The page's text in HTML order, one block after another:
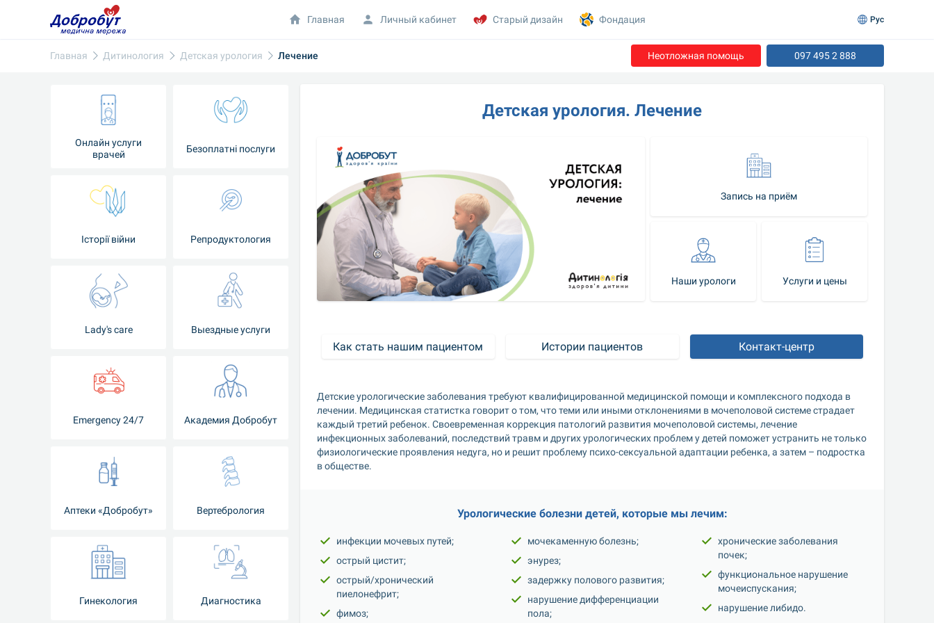
Главная Дитинология Детская урология Лечение Неотложная помощь 097 495 2 888
Онлайн услуги
врачей
Безоплатні послуги
Iсторії війни Репродуктология
Lady's care Выездные услуги
Emergency 24/7 Академия Добробут
Аптеки «Добробут» Вертебрология
Гинекология Диагностика
Детская урология. Лечение
Запись на приём
Наши урологи Услуги и цены
Как стать нашим пациентом Истории пациентов Контакт-центр
Детские урологические заболевания требуют квалифицированной медицинской помощи и комплексного подхода в
лечении. Медицинская статистка говорит о том, что теми или иными отклонениями в мочеполовой системе страдает
каждый третий ребенок. Своевременная коррекция патологий развития мочеполовой системы, лечение
инфекционных заболеваний, последствий травм и других урологических проблем у детей поможет устранить не только
физиологические проявления недуга, но и решит проблему психо-сексуальной адаптации ребенка, а затем – подростка
в обществе.
Урологические болезни детей, которые мы лечим:
инфекции мочевых путей;
острый цистит;
острый/хронический
пиелонефрит;
фимоз;
мочекаменную болезнь;
энурез;
задержку полового развития;
нарушение дифференциации
пола;
хронические заболевания
почек;
функциональное нарушение
мочеиспускания;
нарушение либидо.
Главная Личный кабинет Старый дизайн Фондация Рус